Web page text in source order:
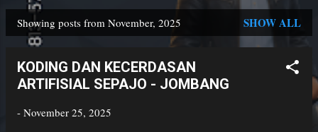
PShowing posts from November, 2025 SHOW ALL
KODING DAN KECERDASAN
ARTIFISIAL SEPAJO - JOMBANG
- November 25, 2025